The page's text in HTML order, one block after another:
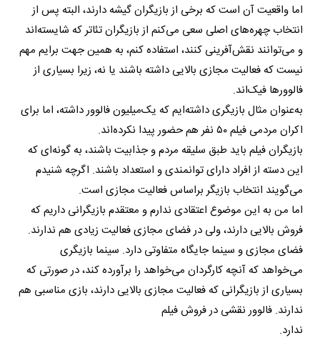
اما واقعیت آن است که برخی از بازیگران گیشه دارند، البته پس از
انتخاب چهره‌های اصلی سعی می‌کنم از بازیگران تئاتر که شایسته‌اند
و می‌توانند نقش‌آفرینی کنند، استفاده کنم، به همین جهت برایم مهم
نیست که فعالیت مجازی بالایی داشته باشند یا نه، زیرا بسیاری از
فالوور‌ها فیک‌اند.
به‌عنوان مثال بازیگری داشته‌ایم که یک‌میلیون فالوور داشته، اما برای
اکران مردمی فیلم ٥٠ نفر هم حضور پیدا نکرده‌اند.
بازیگران فیلم باید طبق سلیقه مردم و جذابیت باشند، به گونه‌ای که
این دسته از افراد دارای توانمندی و استعداد باشند. اگرچه شنیدم
می‌گویند انتخاب بازیگر براساس فعالیت مجازی است.
اما من به این موضوع اعتقادی ندارم و معتقدم بازیگرانی داریم که
فروش بالایی دارند، ولی در فضای مجازی فعالیت زیادی هم ندارند.
فضای مجازی و سینما جایگاه متفاوتی دارد. سینما بازیگری
می‌خواهد که آنچه کارگردان می‌خواهد را برآورده کند، در صورتی که
بسیاری از بازیگرانی که فعالیت مجازی بالایی دارند، بازی مناسبی هم
ندارند. فالوور نقشی در فروش فیلم
ندارد.